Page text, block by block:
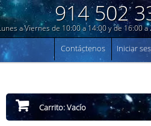
914 502
a Viernes de 10:00 a 14:00 y de 16:00 a
Iniciar
Contáctenos
Carrito:Vacío